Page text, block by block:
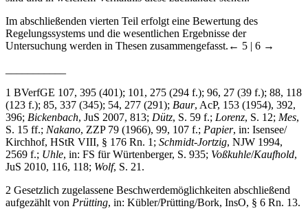
Im abschließenden vierten Teil erfolgt eine Bewertung des
Regelungssystems und die wesentlichen Ergebnisse der
Untersuchung werden in Thesen zusammengefasst. ← 5 | 6 →
1 BVerfGE 107, 395 (401); 101, 275 (294 f.); 96, 27 (39 f.); 88, 118
(123 f.); 85, 337 (345); 54, 277 (291); Baur, AcP, 153 (1954), 392,
396; Bickenbach, JuS 2007, 813; Dütz, S. 59 f.; Lorenz, S. 12; Mes,
S. 15 ff.; Nakano, ZZP 79 (1966), 99, 107 f.; Papier, in: Isensee/
Kirchhof, HStR VIII, § 176 Rn. 1; Schmidt-Jortzig, NJW 1994,
2569 f.; Uhle, in: FS für Würtenberger, S. 935; Voßkuhle/Kaufhold,
JuS 2010, 116, 118; Wolf, S. 21.
2 Gesetzlich zugelassene Beschwerdemöglichkeiten abschließend
aufgezählt von Prütting, in: Kübler/Prütting/Bork, InsO, § 6 Rn. 13.